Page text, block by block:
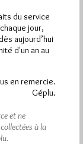
du service
jour,
aujourd’hui
d'un an au
en remercie.
Géplu.
et ne
à la